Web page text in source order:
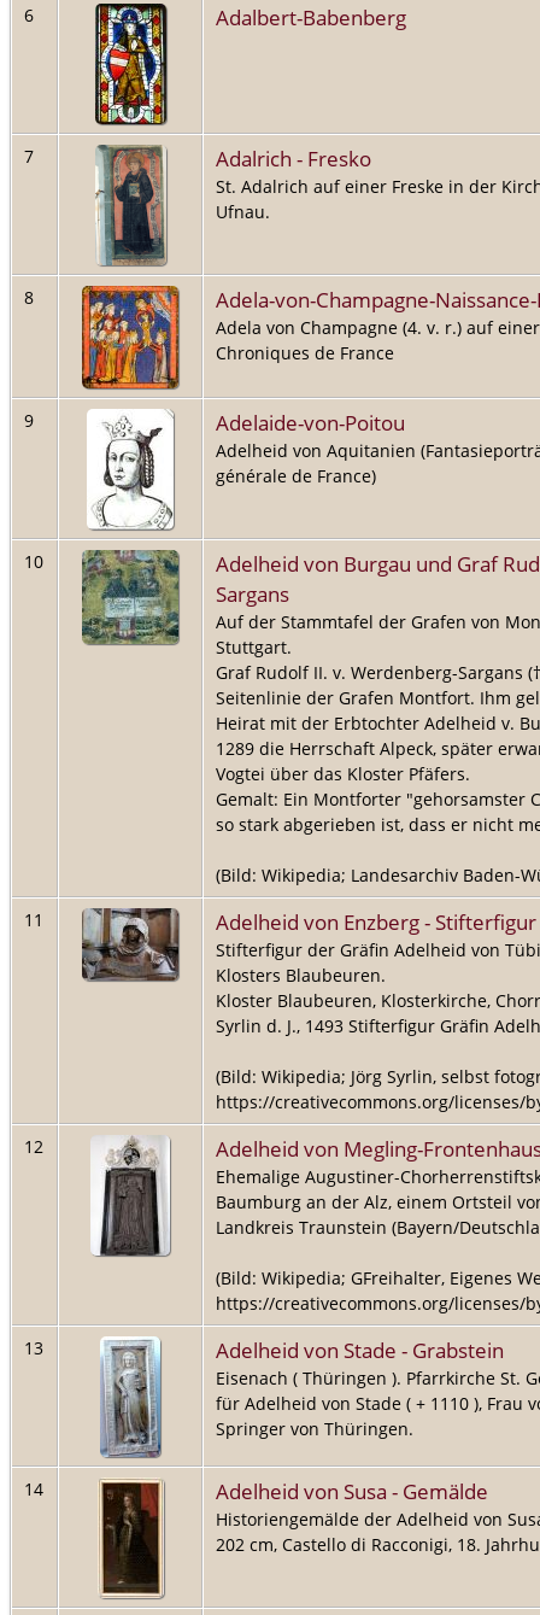
6
Adalbert-Babenberg
7 Adalrich - Fresko
St. Adalrich auf einer Freske in der
Ufnau.
8 Adela-von-Champagne-
Adela von Champagne (4. v. r.) auf
Chroniques de France
9 Adelaide-von-Poitou
Adelheid von Aquitanien
générale de France)
10
Adelheid von Burgau und Graf
Sargans
Auf der Stammtafel der Grafen von
Stuttgart.
Graf Rudolf II. v. Werdenberg-Sargans
Seitenlinie der Grafen Montfort. Ihm
Heirat mit der Erbtochter Adelheid v.
1289 die Herrschaft Alpeck, später
Vogtei über das Kloster Pfäfers.
Gemalt: Ein Montforter "gehorsamster
so stark abgerieben ist, dass er nicht
(Bild: Wikipedia; Landesarchiv Baden-
11
Adelheid von Enzberg - Stifterfigur
Stifterfigur der Gräfin Adelheid von
Klosters Blaubeuren.
Kloster Blaubeuren, Klosterkirche,
Syrlin d. J., 1493 Stifterfigur Gräfin
(Bild: Wikipedia; Jörg Syrlin, selbst
https://creativecommons.org/licenses/
12
Adelheid von Megling-
Ehemalige Augustiner-
Baumburg an der Alz, einem Ortsteil
Landkreis Traunstein (Bayern/
(Bild: Wikipedia; GFreihalter, Eigenes
https://creativecommons.org/licenses/
13
Adelheid von Stade - Grabstein
Eisenach ( Thüringen ). Pfarrkirche St.
für Adelheid von Stade ( + 1110 ), Frau
Springer von Thüringen.
14 Adelheid von Susa - Gemälde
Historiengemälde der Adelheid von
202 cm, Castello di Racconigi, 18.